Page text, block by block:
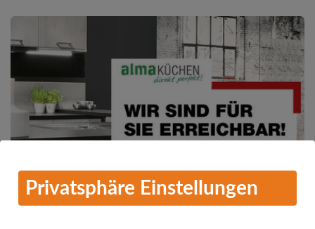
Privatsphäre Einstellungen